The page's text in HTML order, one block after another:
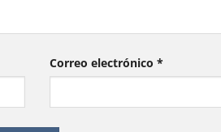
Correo electrónico *